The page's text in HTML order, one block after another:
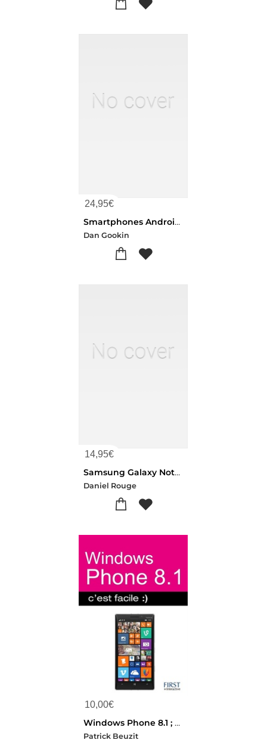
24,95€
Smartphones Android Pour Les Nuls (14e Edition)
Dan Gookin
14,95€
Samsung Galaxy Note 5 Poche Pour Les Nuls
Daniel Rouge
10,00€
Windows Phone 8.1 ; C'est Facile
Patrick Beuzit